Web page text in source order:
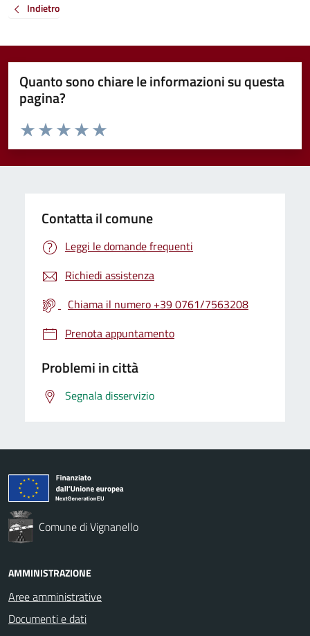
Indietro
Quanto sono chiare le informazioni su questa
pagina?
Valuta da 1 a 5 stelle la pagina
Valuta 5 stelle su 5
Valuta 4 stelle su 5
Valuta 3 stelle su 5
Valuta 2 stelle su 5
Valuta 1 stelle su 5
Contatta il comune
Leggi le domande frequenti
Richiedi assistenza
Chiama il numero +39 0761/7563208
Prenota appuntamento
Problemi in città
Segnala disservizio
Comune di Vignanello
AMMINISTRAZIONE
Aree amministrative
Documenti e dati